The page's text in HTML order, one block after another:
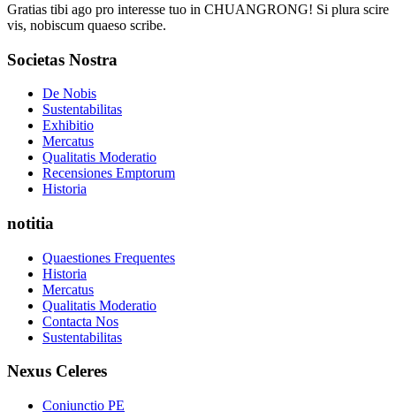
Gratias tibi ago pro interesse tuo in CHUANGRONG! Si plura scire
vis, nobiscum quaeso scribe.
Societas Nostra
De Nobis
Sustentabilitas
Exhibitio
Mercatus
Qualitatis Moderatio
Recensiones Emptorum
Historia
notitia
Quaestiones Frequentes
Historia
Mercatus
Qualitatis Moderatio
Contacta Nos
Sustentabilitas
Nexus Celeres
Coniunctio PE